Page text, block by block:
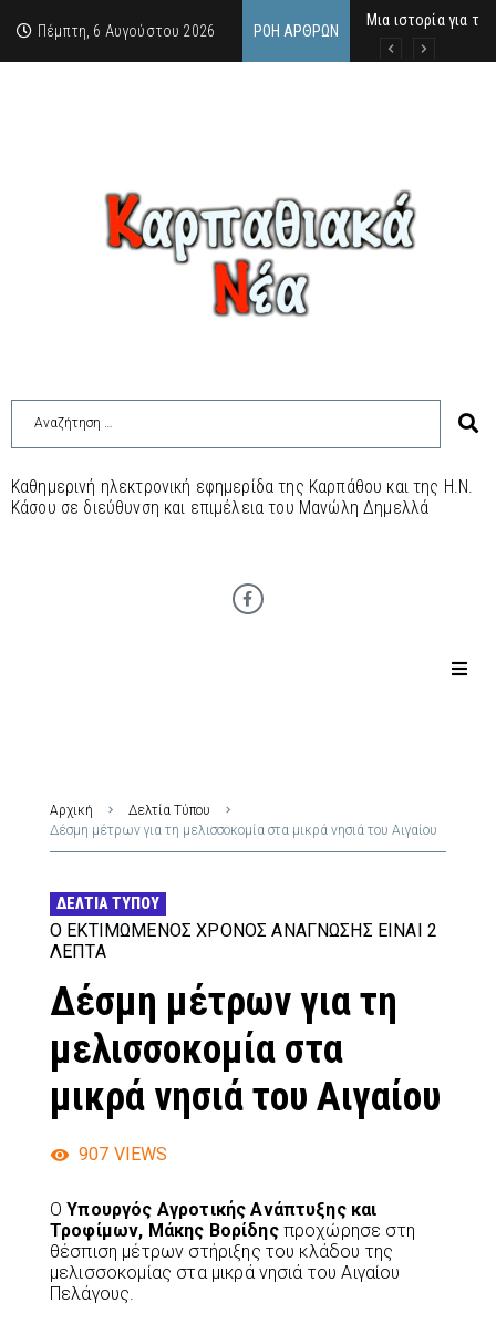
Πέμπτη, 6 Αυγούστου 2026 ΡΟΉ ΆΡΘΡΩΝ
Μια ιστορία για τη
Δρ. Εμμανουέλλα
Χάιδω-Ειρήνη
Καθημερινή ηλεκτρονική εφημερίδα της Καρπάθου και της Η.Ν.
Κάσου σε διεύθυνση και επιμέλεια του Μανώλη Δημελλά
Αρχική
Δελτία Τύπου
Δέσμη μέτρων για τη μελισσοκομία στα μικρά νησιά του Αιγαίου
ΔΕΛΤΊΑ ΤΎΠΟΥ
Ο ΕΚΤΙΜΏΜΕΝΟΣ ΧΡΌΝΟΣ ΑΝΆΓΝΩΣΗΣ ΕΊΝΑΙ 2
ΛΕΠΤΆ
Δέσμη μέτρων για τη
μελισσοκομία στα
μικρά νησιά του Αιγαίου
907 VIEWS
OΥπουργός Αγροτικής Ανάπτυξης και
Τροφίμων, Μάκης Βορίδης προχώρησε στη
θέσπιση μέτρων στήριξης του κλάδου της
μελισσοκομίας στα μικρά νησιά του Αιγαίου
Πελάγους.